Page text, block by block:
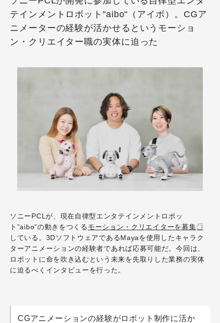
テインメントロボット"aibo"（アイボ）。CGア
ニメーターの経験が活かせるというモーショ
ン・クリエイター職の実体に迫った
ソニーPCLが、現在自律型エンタテインメントロボッ
ト”aibo”の動きをつくる モーション・クリエイターを募集
している。 3DソフトウェアであるMayaを使用したキャラク
ターアニメーションの経験者であれば応募可能だ。今回は、
ロボットに命を吹き込むという未来を先取りした業務の実体
に迫るべくインタビューを行った。
CGアニメーションの経験がロボット制作に活か